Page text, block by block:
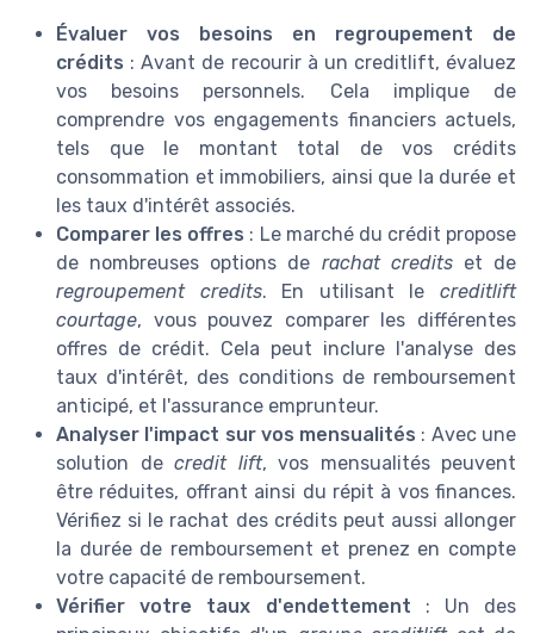
Évaluer vos besoins en regroupement de
crédits : Avant de recourir à un creditlift, évaluez
vos besoins personnels. Cela implique de
comprendre vos engagements financiers actuels,
tels que le montant total de vos crédits
consommation et immobiliers, ainsi que la durée et
les taux d'intérêt associés.
Comparer les offres : Le marché du crédit propose
de nombreuses options de rachat creditset de
regroupement credits. En utilisant lecreditlift
courtage, vous pouvez comparer les différentes
offres de crédit. Cela peut inclure l'analyse des
taux d'intérêt, des conditions de remboursement
anticipé, et l'assurance emprunteur.
Analyser l'impact sur vos mensualités : Avec une
solution de credit lift, vos mensualités peuvent
être réduites, offrant ainsi du répit à vos finances.
Vérifiez si le rachat des crédits peut aussi allonger
la durée de remboursement et prenez en compte
votre capacité de remboursement.
Vérifier votre taux d'endettement : Un des